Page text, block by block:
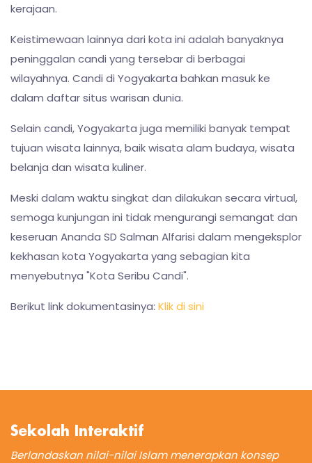
kerajaan.
Keistimewaan lainnya dari kota ini adalah banyaknya
peninggalan candi yang tersebar di berbagai
wilayahnya. Candi di Yogyakarta bahkan masuk ke
dalam daftar situs warisan dunia.
Selain candi, Yogyakarta juga memiliki banyak tempat
tujuan wisata lainnya, baik wisata alam budaya, wisata
belanja dan wisata kuliner.
Meski dalam waktu singkat dan dilakukan secara virtual,
semoga kunjungan ini tidak mengurangi semangat dan
keseruan Ananda SD Salman Alfarisi dalam mengeksplor
kekhasan kota Yogyakarta yang sebagian kita
menyebutnya "Kota Seribu Candi".
Berikut link dokumentasinya: Klik di sini
Sekolah Interaktif
Berlandaskan nilai-nilai Islam menerapkan konsep